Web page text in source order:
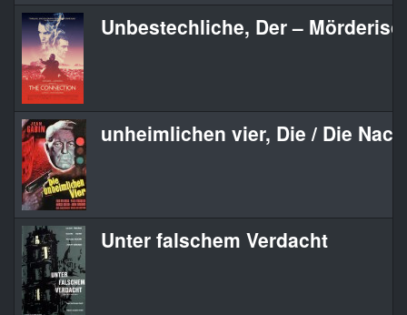
Unbestechliche, Der –
unheimlichen vier, Die / Die
Unter falschem Verdacht